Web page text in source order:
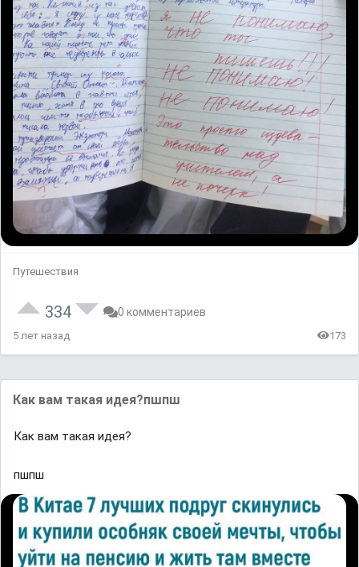
Путешествия
334 0 комментариев
5 лет назад 173
Как вам такая идея?пшпш
Как вам такая идея?
пшпш